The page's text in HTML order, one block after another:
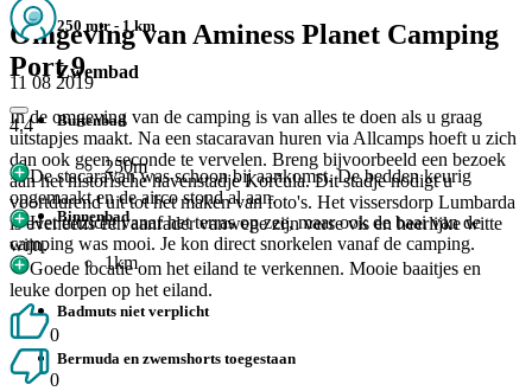
Omgeving van Aminess Planet Camping
Port 9
In de omgeving van de camping is van alles te doen als u graag
uitstapjes maakt. Na een stacaravan huren via Allcamps hoeft u zich
dan ook geen seconde te vervelen. Breng bijvoorbeeld een bezoek
aan het historische havenstadje Korčula. Dit stadje nodigt u
voortdurend uit tot het maken van foto's. Het vissersdorp Lumbarda
is eveneens een aanrader vanwege zijn verse vis en heerlijke witte
wijn.
250 mtr - 1 km
Zwembad
Buitenbad
250m
Binnenbad
1km
Badmuts niet verplicht
Bermuda en zwemshorts toegestaan
11 08 2019
4.4
De stacaravan was schoon bij aankomst. De bedden keurig
opgemaakt en de airco stond al aan.
Het uitzicht vanaf het terras op zee, maar ook de baai van de
camping was mooi. Je kon direct snorkelen vanaf de camping.
Goede locatie om het eiland te verkennen. Mooie baaitjes en
leuke dorpen op het eiland.
0
0